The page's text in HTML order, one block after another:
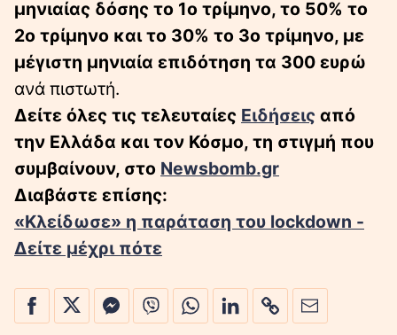
μηνιαίας δόσης το 1ο τρίμηνο, το 50% το
2ο τρίμηνο και το 30% το 3ο τρίμηνο, με
μέγιστη μηνιαία επιδότηση τα 300 ευρώ
ανά πιστωτή.
Δείτε όλες τις τελευταίες Ειδήσεις από
την Ελλάδα και τον Κόσμο, τη στιγμή που
συμβαίνουν, στο Newsbomb.gr
Διαβάστε επίσης:
«Κλείδωσε» η παράταση του lockdown -
Δείτε μέχρι πότε